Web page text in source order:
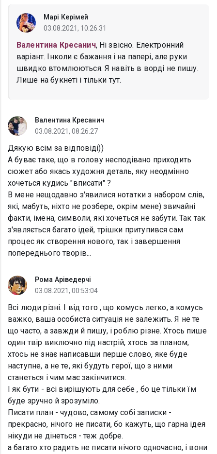
Марі Керімей
03.08.2021, 10:26:31
Валентина Кресанич, Ні звісно. Електронний
варіант. Інколи є бажання і на папері, але руки
швидко втомлюються. Я навіть в ворді не пишу.
Лише на букнеті і тільки тут.
Валентина Кресанич
03.08.2021, 08:26:27
Дякую всім за відповіді))
А буває таке, що в голову несподівано приходить
сюжет або якась художня деталь, яку неодмінно
хочеться кудись "вписати" ?
В мене нещодавно з'явилися нотатки з набором слів,
які, мабуть, ніхто не розбере, окрім мене) звичайні
факти, імена, символи, які хочеться не забути. Так так
з'являється багато ідей, трішки притупився сам
процес як створення нового, так і завершення
попереднього творів...
Рома Аріведерчі
03.08.2021, 00:53:04
Всі люди різні. І від того , що комусь легко, а комусь
важко, ваша особиста ситуація не залежить. Я не те
що часто, а завжди й пишу, і роблю різне. Хтось пише
один твір виключно під настрій, хтось за планом,
хтось не знає написавши перше слово, яке буде
наступне, а не те, які будуть герої, що з ними
станеться і чим має закінчитися.
І як бути - всі вирішують для себе , бо це тільки їм
буде зручно й зрозуміло.
Писати план - чудово, самому собі записки -
прекрасно, нічого не писати, бо кажуть, що гарна ідея
нікуди не дінеться - теж добре.
а багато хто радить не писати нічого одночасно, і вони